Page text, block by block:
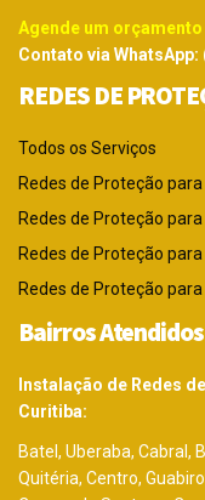
Agende um
Contato via WhatsApp:
REDES DE
Todos os Serviços
Redes de Proteção
Redes de Proteção
Redes de Proteção
Redes de Proteção
Bairros Atendidos
Instalação de Redes
Curitiba:
Batel, Uberaba, Cabral,
Quitéria, Centro,